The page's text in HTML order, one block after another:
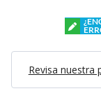
Revisa nuestra